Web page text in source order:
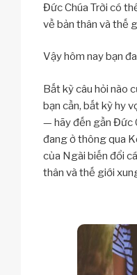
Đức Chúa Trời có
về bản thân và thế
Vậy hôm nay bạn
Bất kỳ câu hỏi nào
bạn cần, bất kỳ hy
— hãy đến gần Đức
đang ở thông qua
của Ngài biến đổi
thân và thế giới